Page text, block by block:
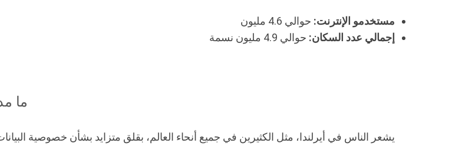
مستخدمو الإنترنت: حوالي 4.6 مليون
إجمالي عدد السكان: حوالي 4.9 مليون نسمة
ما
يشعر الناس في أيرلندا، مثل الكثيرين في جميع أنحاء العالم، بقلق متزايد بشأن خصوصية